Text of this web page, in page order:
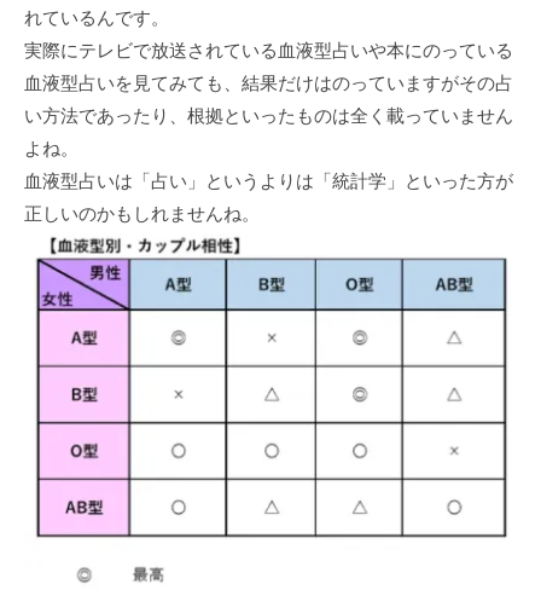
れているんです。
実際にテレビで放送されている血液型占いや本にのっている
血液型占いを見てみても、結果だけはのっていますがその占
い方法であったり、根拠といったものは全く載っていません
よね。
血液型占いは「占い」というよりは「統計学」といった方が
正しいのかもしれませんね。